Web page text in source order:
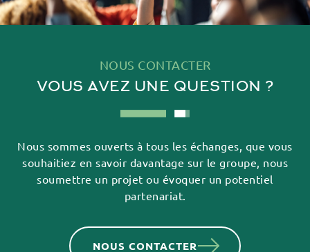
NOUS CONTACTER
VOUS AVEZ UNE QUESTION ?
Nous sommes ouverts à tous les échanges, que vous
souhaitiez en savoir davantage sur le groupe, nous
soumettre un projet ou évoquer un potentiel
partenariat.
NOUS CONTACTER